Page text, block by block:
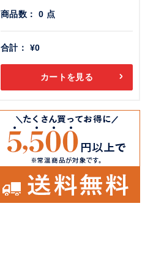
商品数：0 点
合計： ¥0
カートを見る